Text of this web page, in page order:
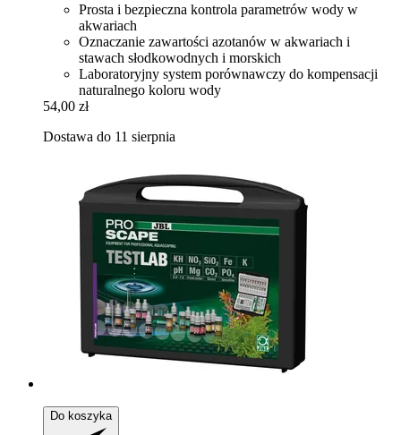
Prosta i bezpieczna kontrola parametrów wody w
akwariach
Oznaczanie zawartości azotanów w akwariach i
stawach słodkowodnych i morskich
Laboratoryjny system porównawczy do kompensacji
naturalnego koloru wody
54,00 zł
Dostawa do 11 sierpnia
Do koszyka